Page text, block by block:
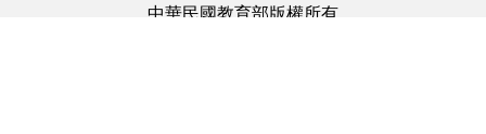
中華民國教育部版權所有